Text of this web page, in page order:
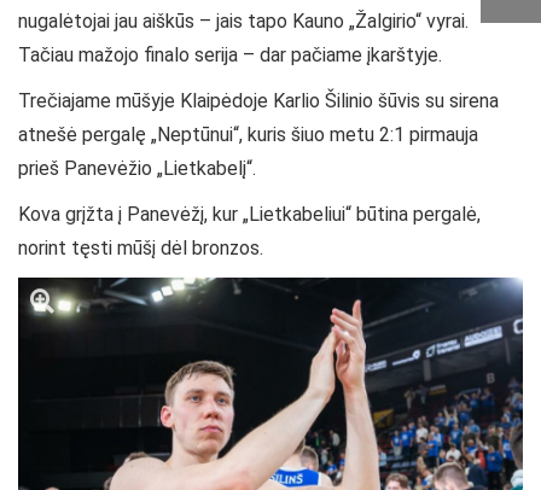
nugalėtojai jau aiškūs – jais tapo Kauno „Žalgirio“ vyrai.
Tačiau mažojo finalo serija – dar pačiame įkarštyje.
Trečiajame mūšyje Klaipėdoje Karlio Šilinio šūvis su sirena
atnešė pergalę „Neptūnui“, kuris šiuo metu 2:1 pirmauja
prieš Panevėžio „Lietkabelį“.
Kova grįžta į Panevėžį, kur „Lietkabeliui“ būtina pergalė,
norint tęsti mūšį dėl bronzos.